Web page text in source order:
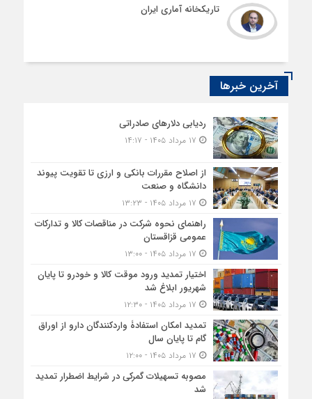
تاریکخانه آماری ایران
آخرین خبرها
ردیابی دلارهای صادراتی
از اصلاح مقررات بانکی و ارزی تا تقویت پیوند
دانشگاه و صنعت
راهنمای نحوه شرکت در مناقصات کالا و تدارکات
عمومی قزاقستان
اختیار تمدید ورود موقت کالا و خودرو تا پایان
شهریور ابلاغ شد
تمدید امکان استفادۀ واردکنندگان دارو از اوراق
گام تا پایان سال
مصوبه تسهیلات گمرکی در شرایط اضطرار تمدید
شد